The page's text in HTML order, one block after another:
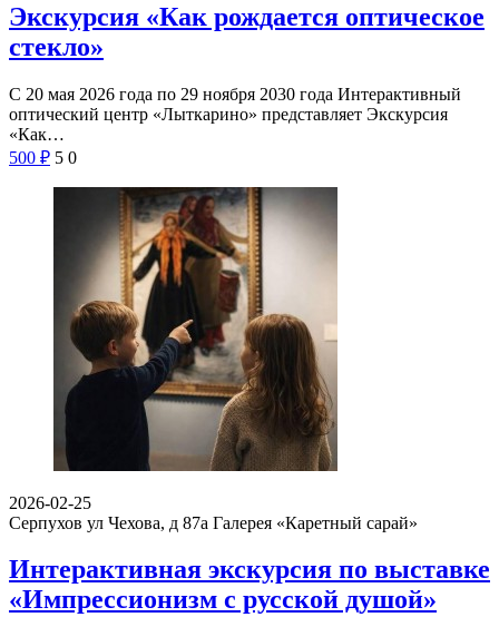
Экскурсия «Как рождается оптическое
стекло»
С 20 мая 2026 года по 29 ноября 2030 года Интерактивный
оптический центр «Лыткарино» представляет Экскурсия
«Как…
500 ₽ 5 0
2026-02-25
Серпухов ул Чехова, д 87а Галерея «Каретный сарай»
Интерактивная экскурсия по выставке
«Импрессионизм с русской душой»